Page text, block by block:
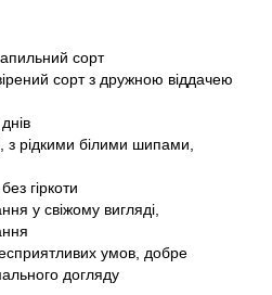
сорт
сорт з дружною віддачею
з рідкими білими шипами,
гіркоти
у свіжому вигляді,
умов, добре
догляду